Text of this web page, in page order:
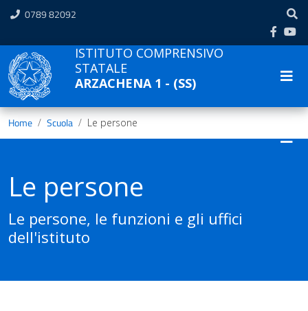
0789 82092
ISTITUTO COMPRENSIVO
STATALE
ARZACHENA 1 - (SS)
Home Scuola Le persone
Le persone
Le persone, le funzioni e gli uffici
dell'istituto